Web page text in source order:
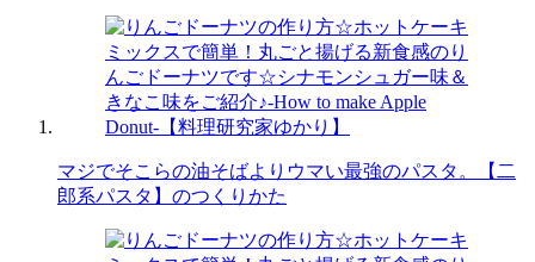
マジでそこらの油そばよりウマい最強のパスタ。【二
郎系パスタ】のつくりかた